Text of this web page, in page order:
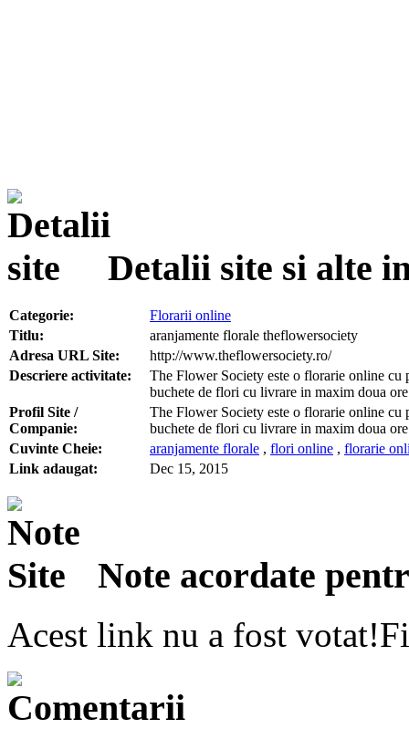
Detalii site si alte
Categorie:
Florarii online
Titlu:
aranjamente florale theflowersociety
Adresa URL Site:
http://www.theflowersociety.ro/
Descriere activitate:
The Flower Society este o florarie online cu
buchete de flori cu livrare in maxim doua
Profil Site /
Companie:
The Flower Society este o florarie online cu
buchete de flori cu livrare in maxim doua
Cuvinte Cheie:
aranjamente florale , flori online , florarie
Link adaugat:
Dec 15, 2015
Note acordate
Acest link nu a fost